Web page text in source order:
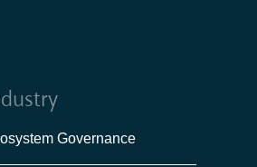
Governance